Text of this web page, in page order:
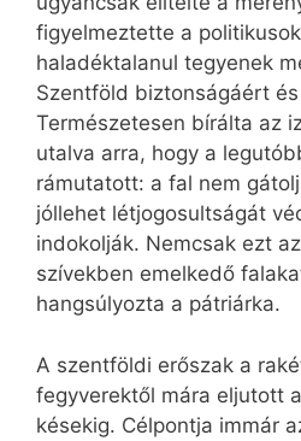
figyelmeztette a
haladéktalanul tegyenek
Szentföld biztonságáért
Természetesen bírálta az
utalva arra, hogy a
rámutatott: a fal nem
jóllehet létjogosultságát
indokolják. Nemcsak ezt
szívekben emelkedő
hangsúlyozta a pátriárka.
A szentföldi erőszak a
fegyverektől mára eljutott
késekig. Célpontja immár